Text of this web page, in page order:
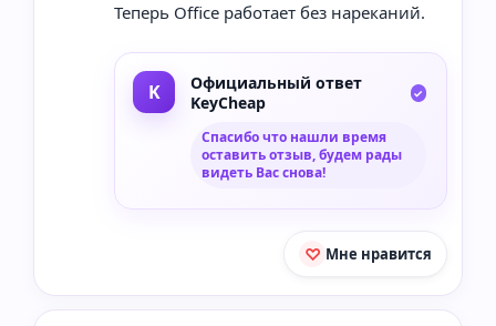
Теперь Office работает без нареканий.
Официальный ответ
KeyCheap
Спасибо что нашли время
оставить отзыв, будем рады
видеть Вас снова!
Мне нравится